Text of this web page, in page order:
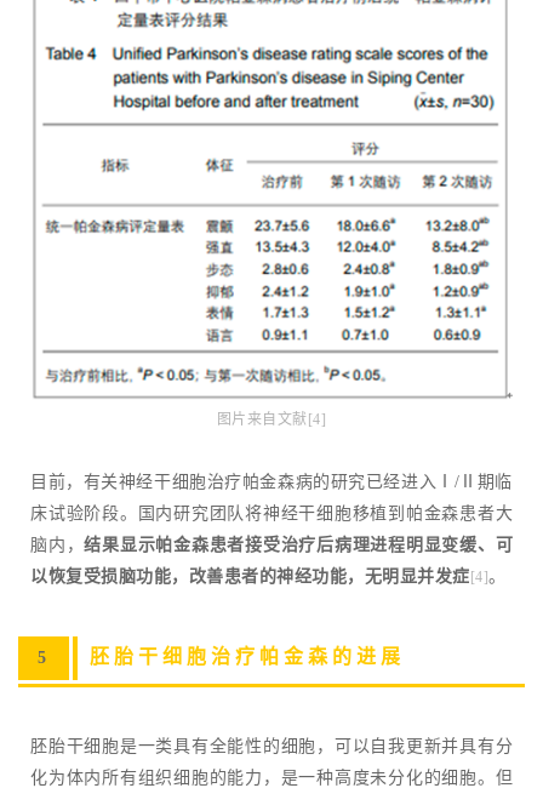
图片来自文献[4]
目前，有关神经干细胞治疗帕金森病的研究已经进入Ⅰ/Ⅱ期临
床试验阶段。国内研究团队将神经干细胞移植到帕金森患者大
脑内，结果显示帕金森患者接受治疗后病理进程明显变缓、可
以恢复受损脑功能，改善患者的神经功能，无明显并发症[4]。
5 胚胎干细胞治疗帕金森的进展
胚胎干细胞是一类具有全能性的细胞，可以自我更新并具有分
化为体内所有组织细胞的能力，是一种高度未分化的细胞。但